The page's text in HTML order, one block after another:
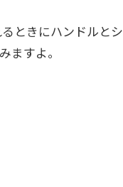
ときにハンドルとシ
ますよ。